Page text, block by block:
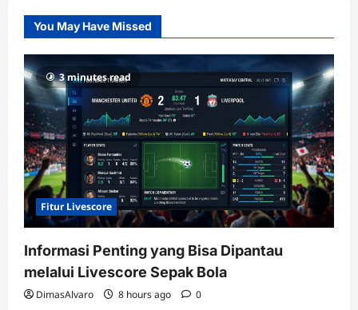
Slot
Gacor
RTP
terupdate
You May Have Missed
3 minutes read
Fitur Livescore
Informasi Penting yang Bisa Dipantau
melalui Livescore Sepak Bola
DimasAlvaro 8 hours ago 0